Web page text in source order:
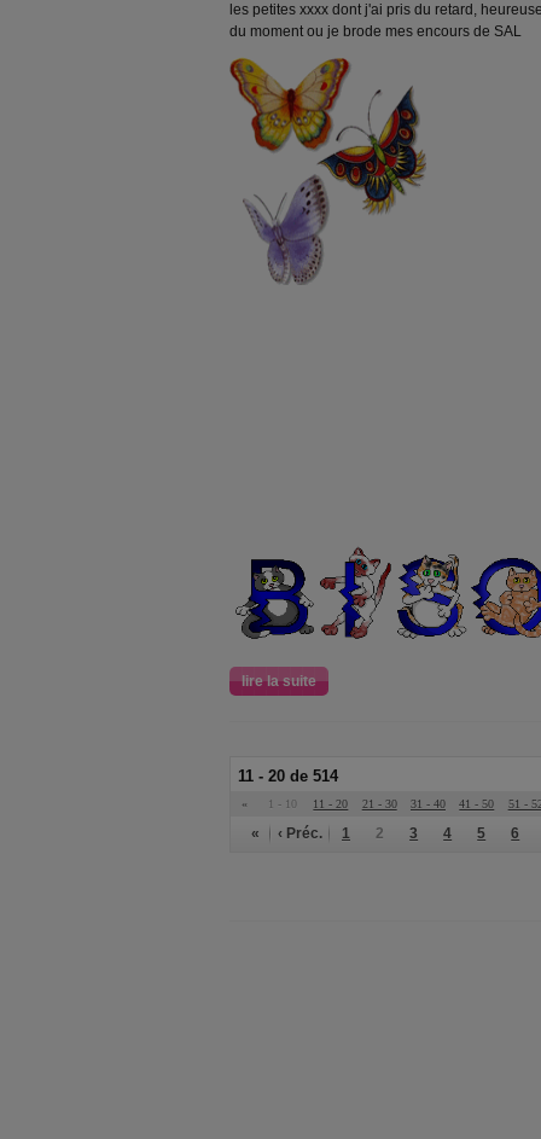
les petites xxxx dont j'ai pris du retard,
du moment ou je brode mes encours de SAL
lire la suite
11 - 20 de 514
« 1 - 10 11 - 20 21 - 30 31 - 40 41 - 50 51 -
« ‹ Préc. 1 2 3 4 5 6